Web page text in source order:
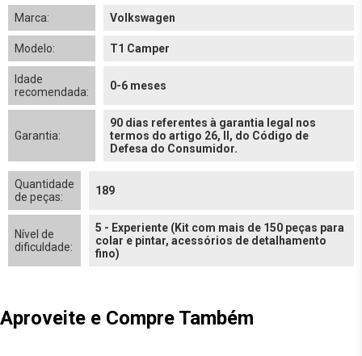
Marca: Volkswagen
Modelo: T1 Camper
Idade
recomendada:
0-6 meses
Garantia:
90 dias referentes à garantia legal nos
termos do artigo 26, II, do Código de
Defesa do Consumidor.
Quantidade
de peças:
189
Nível de
dificuldade:
5 - Experiente (Kit com mais de 150 peças para
colar e pintar, acessórios de detalhamento
fino)
Aproveite e Compre Também